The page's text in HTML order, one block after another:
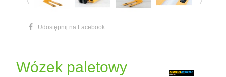
Udostępnij na Facebook
Wózek paletowy